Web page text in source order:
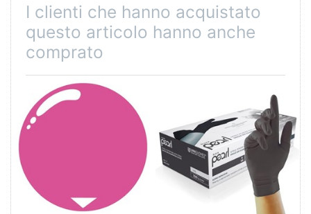
I clienti che hanno acquistato
questo articolo hanno anche
comprato